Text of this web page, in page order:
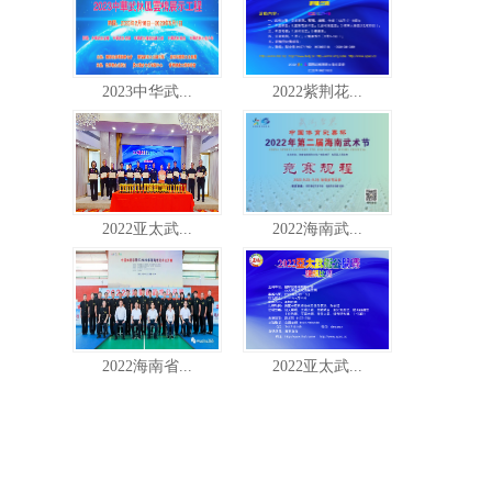
2023中华武... 2022紫荆花...
2022亚太武... 2022海南武...
2022海南省... 2022亚太武...